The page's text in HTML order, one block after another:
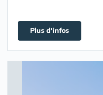
Plus d'infos